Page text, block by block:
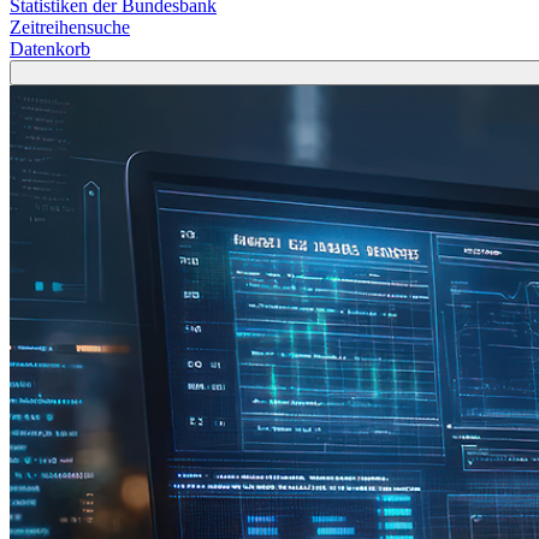
Statistiken der Bundesbank
Zeitreihensuche
Datenkorb